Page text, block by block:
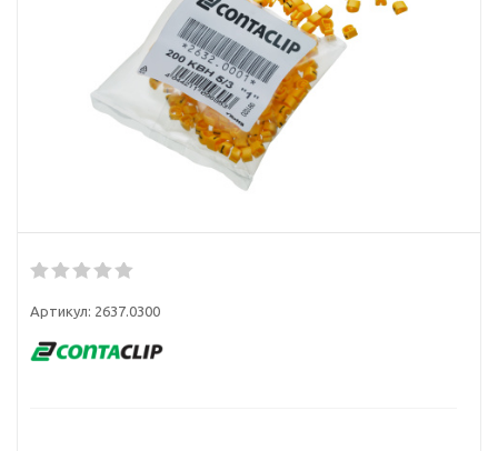
Артикул: 2637.0300